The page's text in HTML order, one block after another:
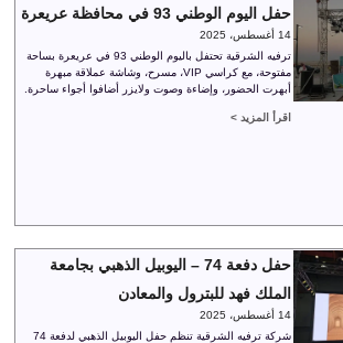
حفل اليوم الوطني 93 في محافظة عريعرة
14 أغسطس، 2025
ترفيه الشرقية تحتفل باليوم الوطني 93 في عريعرة بساحة
مفتوحة، مع كراسي VIP، مسرح، وشاشة عملاقة مبهرة
أبهرت الحضور، وإضاءة وصوت ولايزر أضافوا أجواء ساحرة.
اقرأ المزيد >
حفل دفعة 74 – اليوبيل الذهبي بجامعة
الملك فهد للبترول والمعادن
14 أغسطس، 2025
شركة ترفيه الشرقية تنظم حفل اليوبيل الذهبي لدفعة 74